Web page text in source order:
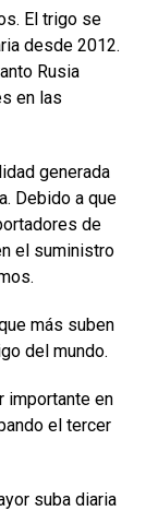
El trigo se
desde 2012.
Rusia
en las
generada
Debido a que
de
el suministro
más suben
del mundo.
importante en
el tercer
suba diaria